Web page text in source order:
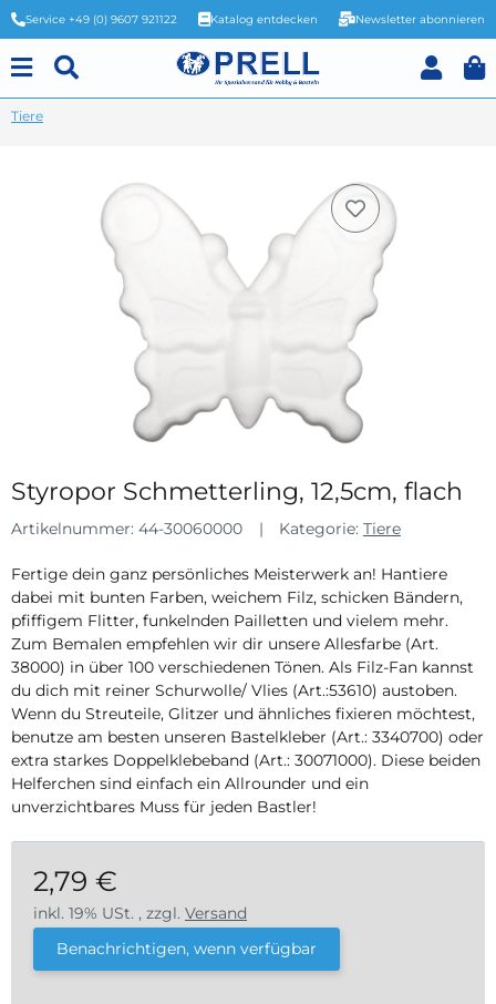
Service +49 (0) 9607 921122 Katalog entdecken Newsletter abonnieren
Tiere
Styropor Schmetterling, 12,5cm, flach
Artikelnummer: 44-30060000 Kategorie: Tiere
Fertige dein ganz persönliches Meisterwerk an! Hantiere
dabei mit bunten Farben, weichem Filz, schicken Bändern,
pfiffigem Flitter, funkelnden Pailletten und vielem mehr.
Zum Bemalen empfehlen wir dir unsere Allesfarbe (Art.
38000) in über 100 verschiedenen Tönen. Als Filz-Fan kannst
du dich mit reiner Schurwolle/ Vlies (Art.:53610) austoben.
Wenn du Streuteile, Glitzer und ähnliches fixieren möchtest,
benutze am besten unseren Bastelkleber (Art.: 3340700) oder
extra starkes Doppelklebeband (Art.: 30071000). Diese beiden
Helferchen sind einfach ein Allrounder und ein
unverzichtbares Muss für jeden Bastler!
2,79 €
inkl. 19% USt. , zzgl. Versand
Benachrichtigen, wenn verfügbar